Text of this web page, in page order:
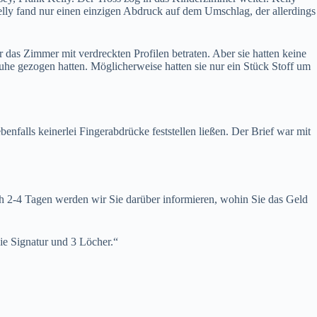
fand nur einen einzigen Abdruck auf dem Umschlag, der allerdings
Zimmer mit verdreckten Profilen betraten. Aber sie hatten keine
gezogen hatten. Möglicherweise hatten sie nur ein Stück Stoff um
keinerlei Fingerabdrücke feststellen ließen. Der Brief war mit
4 Tagen werden wir Sie darüber informieren, wohin Sie das Geld
Signatur und 3 Löcher.“